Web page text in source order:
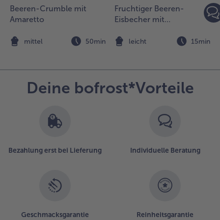
Beeren-Crumble mit
Amaretto
mittel 50min
Fruchtiger Beeren-
Eisbecher mit
leicht 15min
Deine bofrost*Vorteile
Bezahlung erst bei Lieferung Individuelle Beratung
Geschmacksgarantie Reinheitsgarantie